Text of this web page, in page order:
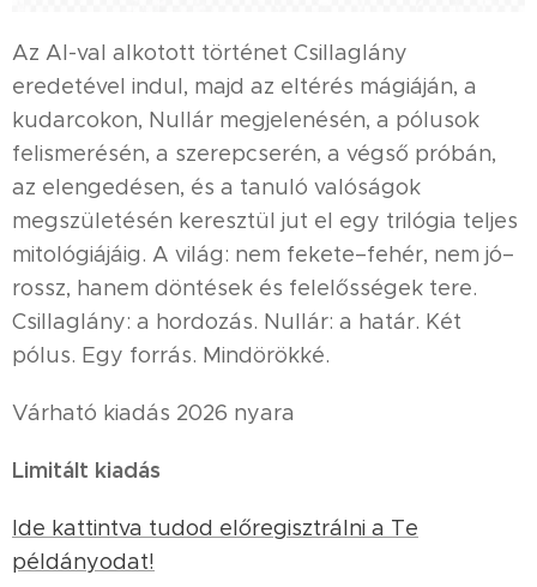
Az AI-val alkotott történet Csillaglány
eredetével indul, majd az eltérés mágiáján, a
kudarcokon, Nullár megjelenésén, a pólusok
felismerésén, a szerepcserén, a végső próbán,
az elengedésen, és a tanuló valóságok
megszületésén keresztül jut el egy trilógia teljes
mitológiájáig. A világ: nem fekete–fehér, nem jó–
rossz, hanem döntések és felelősségek tere.
Csillaglány: a hordozás. Nullár: a határ. Két
pólus. Egy forrás. Mindörökké.
Várható kiadás 2026 nyara
Limitált kiadás
Ide kattintva tudod előregisztrálni a Te
példányodat!